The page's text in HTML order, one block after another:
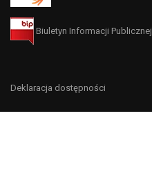
Biuletyn Informacji Publicznej
Deklaracja dostępności